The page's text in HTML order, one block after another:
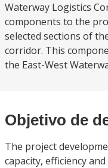
Waterway Logistics
components to the
selected sections of
corridor. This
the East-West
Objetivo de
The project
capacity, efficiency